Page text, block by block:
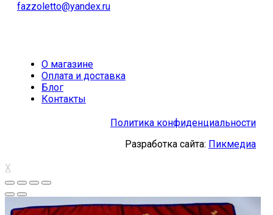
fazzoletto@yandex.ru
О магазине
Оплата и доставка
Блог
Контакты
Политика конфиденциальности
Разработка сайта: Пикмедиа
X